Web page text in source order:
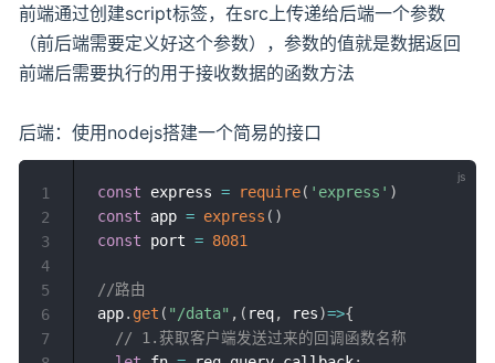
前端通过创建script标签，在src上传递给后端一个参数
（前后端需要定义好这个参数），参数的值就是数据返回
前端后需要执行的用于接收数据的函数方法
后端：使用nodejs搭建一个简易的接口
const express = require( 'express' )
const app = express ( )
const port = 8081
//路由
app. get ( "/data" , ( req, res)=>{
// 1.获取客户端发送过来的回调函数名称
1
2
3
4
5
6
7